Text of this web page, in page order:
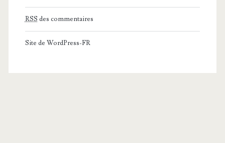
RSS des commentaires
Site de WordPress-FR